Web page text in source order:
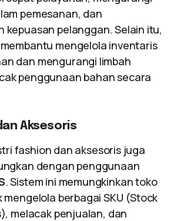
pemesanan, dan
kepuasan pelanggan. Selain itu,
membantu mengelola inventaris
dan mengurangi limbah
penggunaan bahan secara
Aksesoris
fashion dan aksesoris juga
dengan penggunaan
. Sistem ini memungkinkan toko
berbagai SKU (Stock
melacak penjualan, dan